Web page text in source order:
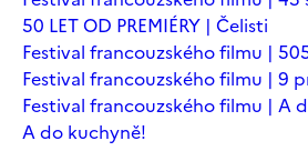
50 LET OD PREMIÉRY | Čelisti
Festival francouzského filmu |
Festival francouzského filmu | 9
Festival francouzského filmu | A
A do kuchyně!